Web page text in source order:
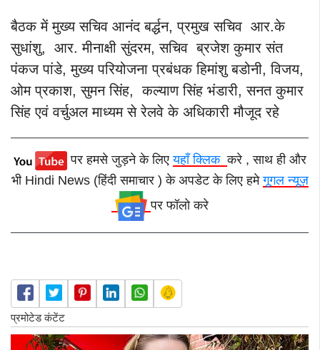
बैठक में मुख्य सचिव आनंद बर्द्धन, प्रमुख सचिव आर.के
सुधांशु, आर. मीनाक्षी सुंदरम, सचिव ब्रजेश कुमार संत
पंकज पांडे, मुख्य परियोजना प्रबंधक हिमांशु बडोनी, विजय,
ओम प्रकाश, सुमन सिंह, कल्याण सिंह भंडारी, सनत कुमार
सिंह एवं वर्चुअल माध्यम से रेलवे के अधिकारी मौजूद रहे
पर हमसे जुड़ने के लिएयहाँ क्लिककरे , साथ ही और
भी Hindi News (हिंदी समाचार ) के अपडेट के लिए हमेगूगल न्यूज़
पर फॉलो करे